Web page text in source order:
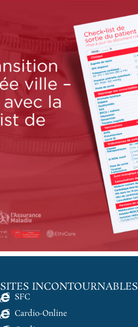
SITES INCONTOURNABLES
SFC
Cardio-Online